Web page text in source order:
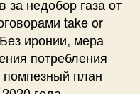
за недобор газа от
take or
иронии, мера
потребления
помпезный план